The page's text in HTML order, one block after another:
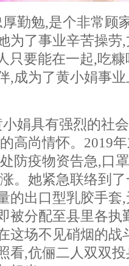
勤勉,是个非常顾
为了事业辛苦操劳
只要能在一起,吃
,成为了黄小娟事
娟具有强烈的社
高尚情怀。2019
防疫物资告急,口
。她紧急联络到
的出口型乳胶手套
被分配至县里各执
这场不见硝烟的战
看,伉俪二人双双